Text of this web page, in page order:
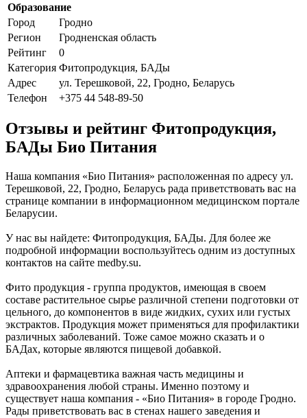
Образование
Город
Гродно
Регион
Гродненская область
Рейтинг
0
Категория Фитопродукция, БАДы
Адрес
ул. Терешковой, 22, Гродно, Беларусь
Телефон
+375 44 548-89-50
Отзывы и рейтинг Фитопродукция,
БАДы Био Питания
Наша компания «Био Питания» расположенная по адресу ул.
Терешковой, 22, Гродно, Беларусь рада приветствовать вас на
странице компании в информационном медицинском портале
Беларусии.
У нас вы найдете: Фитопродукция, БАДы. Для более же
подробной информации воспользуйтесь одним из доступных
контактов на сайте medby.su.
Фито продукция - группа продуктов, имеющая в своем
составе растительное сырье различной степени подготовки от
цельного, до компонентов в виде жидких, сухих или густых
экстрактов. Продукция может применяться для профилактики
различных заболеваний. Тоже самое можно сказать и о
БАДах, которые являются пищевой добавкой.
Аптеки и фармацевтика важная часть медицины и
здравоохранения любой страны. Именно поэтому и
существует наша компания - «Био Питания» в городе Гродно.
Рады приветствовать вас в стенах нашего заведения и